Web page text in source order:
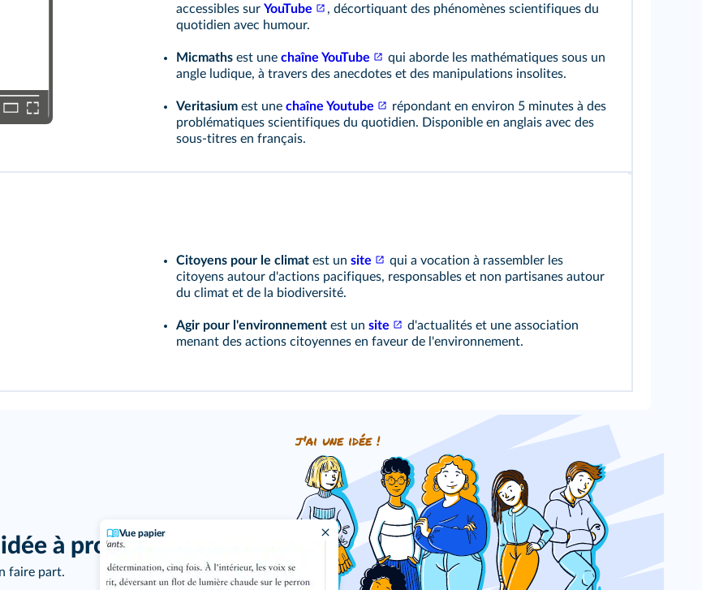
Vue papier
accessibles sur YouTube
, décortiquant des phénomènes scientifiques du
quotidien avec humour.
Micmaths est une chaîne YouTube
qui aborde les mathématiques sous un
angle ludique, à travers des anecdotes et des manipulations insolites.
Veritasium est une chaîne Youtube
répondant en environ 5 minutes à des
problématiques scientifiques du quotidien. Disponible en anglais avec des
sous-titres en français.
Citoyens pour le climat est un site
qui a vocation à rassembler les
citoyens autour d'actions pacifiques, responsables et non partisanes autour
du climat et de la biodiversité.
Agir pour l'environnement est un site
d'actualités et une association
menant des actions citoyennes en faveur de l'environnement.
à proposer ?
faire part.
j'ai une idée !